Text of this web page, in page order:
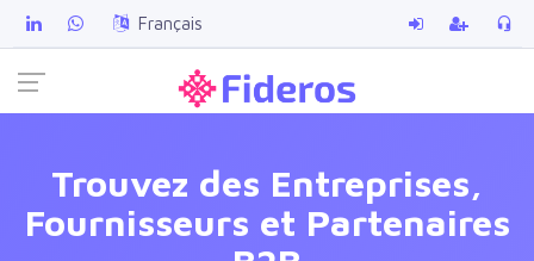
Français
Trouvez des Entreprises,
Fournisseurs et Partenaires